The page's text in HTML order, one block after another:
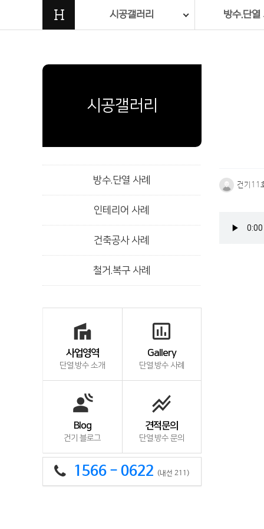
H 시공갤러리 방수.단열
시공갤러리
방수.단열 사례
인테리어 사례
건축공사 사례
철거.복구 사례
villa
사업영역
단열.방수 소개
insert_chart_outlined
Gallery
단열.방수 사례
spatial_audio
Blog
건기 블로그
stacked_line_chart
견적문의
단열.방수 문의
1566 - 0622 (내선 211)
건기11